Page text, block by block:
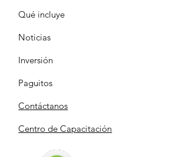
Qué incluye
Noticias
Inversión
Paguitos
Contáctanos
Centro de Capacitación